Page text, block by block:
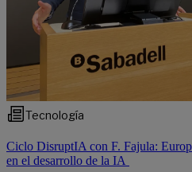
Tecnología
Ciclo DisruptIA con F. Fajula:
en el desarrollo de la IA